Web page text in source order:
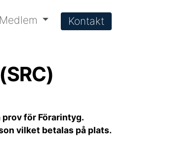
Medlem Kontakt
för Förarintyg.
vilket betalas på plats.